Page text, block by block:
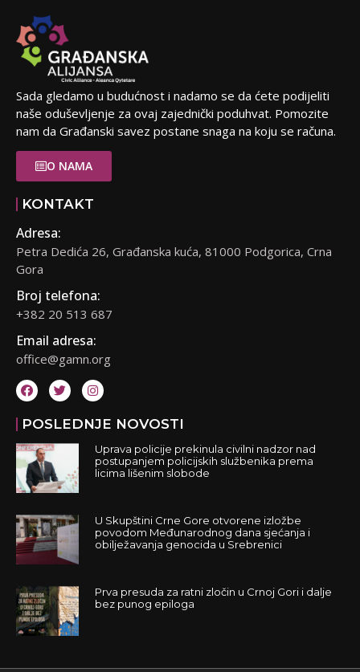
Sada gledamo u budućnost i nadamo se da ćete podijeliti
naše oduševljenje za ovaj zajednički poduhvat. Pomozite
nam da Građanski savez postane snaga na koju se računa.
O NAMA
KONTAKT
Adresa:
Petra Dedića 26, Građanska kuća, 81000 Podgorica, Crna
Gora
Broj telefona:
+382 20 513 687
Email adresa:
office@gamn.org
POSLEDNJE NOVOSTI
Uprava policije prekinula civilni nadzor nad
postupanjem policijskih službenika prema
licima lišenim slobode
U Skupštini Crne Gore otvorene izložbe
povodom Međunarodnog dana sjećanja i
obilježavanja genocida u Srebrenici
Prva presuda za ratni zločin u Crnoj Gori i dalje
bez punog epiloga